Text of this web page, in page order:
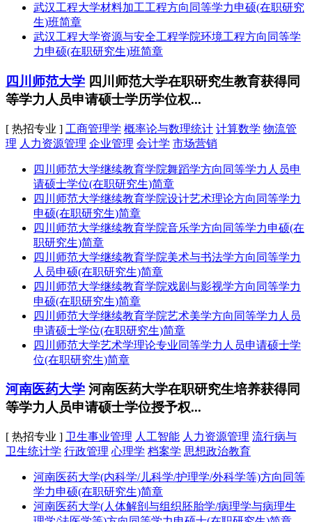
武汉工程大学材料加工工程方向同等学力申硕(在职研究
生)班简章
武汉工程大学资源与安全工程学院环境工程方向同等学
力申硕(在职研究生)班简章
四川师范大学 四川师范大学在职研究生教育获得同
等学力人员申请硕士学历学位权...
[ 热招专业 ] 工商管理学 概率论与数理统计 计算数学 物流管
理 人力资源管理 企业管理 会计学 市场营销
四川师范大学继续教育学院舞蹈学方向同等学力人员申
请硕士学位(在职研究生)简章
四川师范大学继续教育学院设计艺术理论方向同等学力
申硕(在职研究生)简章
四川师范大学继续教育学院音乐学方向同等学力申硕(在
职研究生)简章
四川师范大学继续教育学院美术与书法学方向同等学力
人员申硕(在职研究生)简章
四川师范大学继续教育学院戏剧与影视学方向同等学力
申硕(在职研究生)简章
四川师范大学继续教育学院艺术美学方向同等学力人员
申请硕士学位(在职研究生)简章
四川师范大学艺术学理论专业同等学力人员申请硕士学
位(在职研究生)简章
河南医药大学 河南医药大学在职研究生培养获得同
等学力人员申请硕士学位授予权...
[ 热招专业 ] 卫生事业管理 人工智能 人力资源管理 流行病与
卫生统计学 行政管理 心理学 档案学 思想政治教育
河南医药大学(内科学/儿科学/护理学/外科学等)方向同等
学力申硕(在职研究生)简章
河南医药大学(人体解剖与组织胚胎学/病理学与病理生